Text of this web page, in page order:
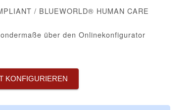
/ BLUEWORLD® HUMAN CARE
über den Onlinekonfigurator
KONFIGURIEREN